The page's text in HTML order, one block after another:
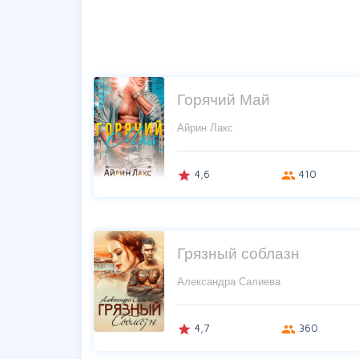
Горячий Май
Айрин Лакс
grade 4,6 group 410
Грязный соблазн
Александра Салиева
grade 4,7 group 360